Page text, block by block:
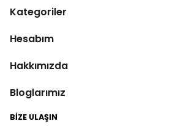
Kategoriler
Hesabım
Hakkımızda
Bloglarımız
BİZE ULAŞIN